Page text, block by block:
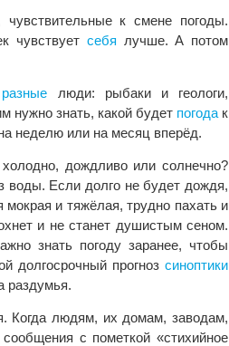
к смене погоды.
чувствует себя лучше. А потом
разные люди: рыбаки и геологи,
нужно знать, какой будет погодак
неделю или на месяц вперёд.
дождливо или солнечно?
воды. Если долго не будет дождя,
мокрая и тяжёлая, трудно пахать и
и не станет душистым сеном.
знать погоду заранее, чтобы
долгосрочный прогноз синоптики
раздумья.
Когда людям, их домам, заводам,
с пометкой «стихийное